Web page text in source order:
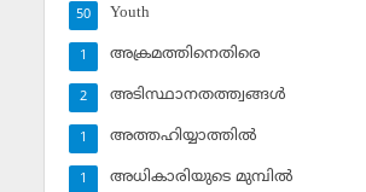
Youth
50
അക്രമത്തിനെതിരെ
1
അടിസ്ഥാനതത്ത്വങ്ങള്‍
2
അത്തഹിയ്യാത്തില്‍
1
അധികാരിയുടെ മുമ്പില്‍
1